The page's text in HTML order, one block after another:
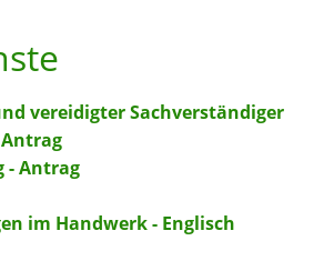
vereidigter Sachverständiger
- Antrag
im Handwerk - Englisch